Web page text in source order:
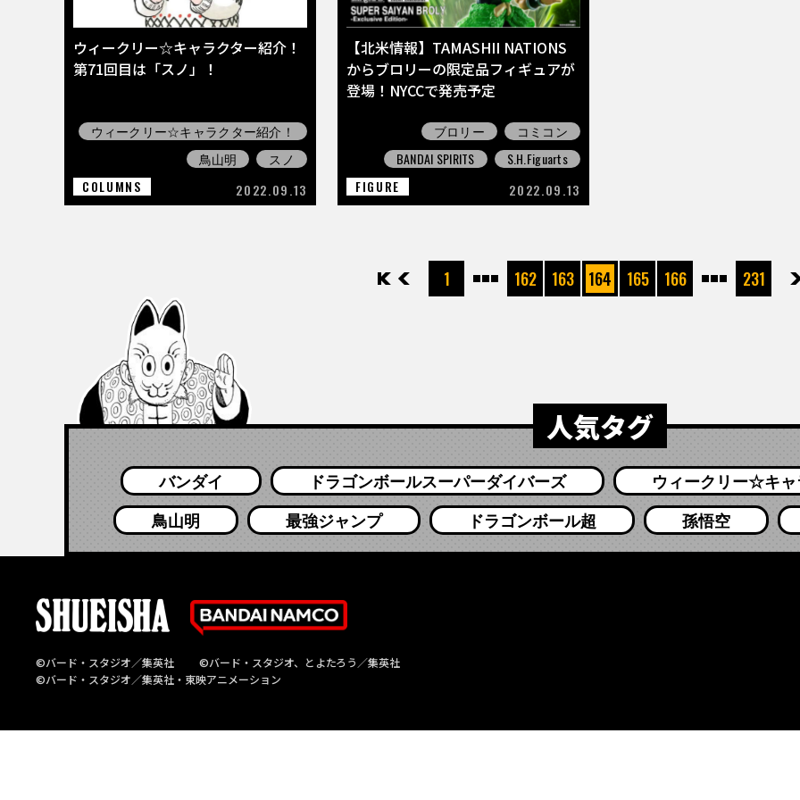
ウィークリー☆キャラクター紹介！
第71回目は「スノ」！
ウィークリー☆キャラクター紹介！
鳥山明
スノ
COLUMNS
2022.09.13
【北米情報】TAMASHII NATIONS
からブロリーの限定品フィギュアが
登場！NYCCで発売予定
ブロリー
コミコン
BANDAI SPIRITS
S.H.Figuarts
FIGURE
2022.09.13
先頭 1 162 163 164 165 166 231次へ
人気タグ
バンダイ ドラゴンボールスーパーダイバーズ
ウィークリー☆キ
鳥山明
最強ジャンプ ドラゴンボール超 孫悟空
©バード・スタジオ／集英社
©バード・スタジオ、とよたろう／集英社
©バード・スタジオ／集英社・東映アニメーション